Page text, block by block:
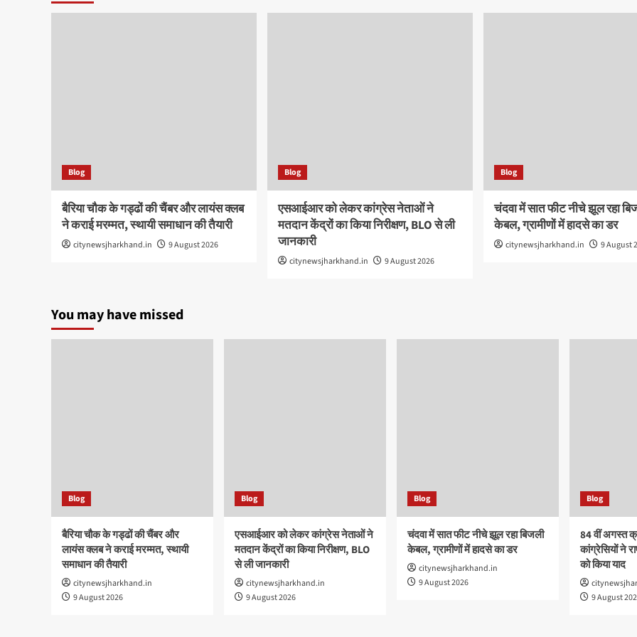
Blog
बैरिया चौक के गड्ढों की चैंबर और लायंस क्लब
ने कराई मरम्मत, स्थायी समाधान की तैयारी
citynewsjharkhand.in 9 August 2026
Blog
एसआईआर को लेकर कांग्रेस नेताओं ने
मतदान केंद्रों का किया निरीक्षण, BLO से ली
जानकारी
citynewsjharkhand.in 9 August 2026
Blog
चंदवा में सात फीट नीचे झूल रहा
केबल, ग्रामीणों में हादसे का डर
citynewsjharkhand.in 9 August
You may have missed
Blog
बैरिया चौक के गड्ढों की चैंबर और
लायंस क्लब ने कराई मरम्मत, स्थायी
समाधान की तैयारी
citynewsjharkhand.in
9 August 2026
Blog
एसआईआर को लेकर कांग्रेस नेताओं ने
मतदान केंद्रों का किया निरीक्षण, BLO
से ली जानकारी
citynewsjharkhand.in
9 August 2026
Blog
चंदवा में सात फीट नीचे झूल रहा बिजली
केबल, ग्रामीणों में हादसे का डर
citynewsjharkhand.in
9 August 2026
Blog
84 वीं अगस्त
कांग्रेसियों ने
को किया याद
9 August